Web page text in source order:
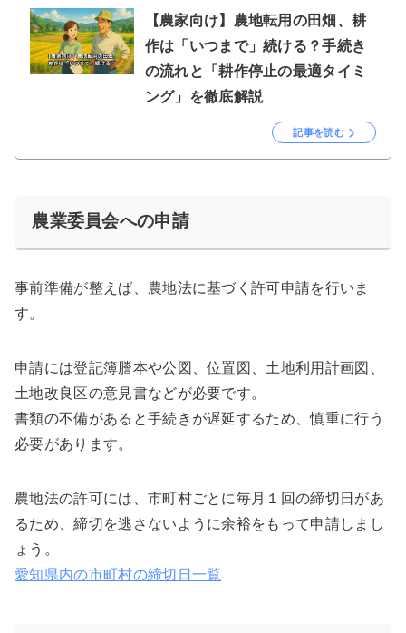
【農家向け】農地転用の田畑、耕
作は「いつまで」続ける？手続き
の流れと「耕作停止の最適タイミ
ング」を徹底解説
記事を読む
農業委員会への申請
事前準備が整えば、農地法に基づく許可申請を行いま
す。
申請には登記簿謄本や公図、位置図、土地利用計画図、
土地改良区の意見書などが必要です。
書類の不備があると手続きが遅延するため、慎重に行う
必要があります。
農地法の許可には、 市町村ごとに毎月１回の締切日 があ
るため、締切を逃さないように余裕をもって申請しまし
ょう。
愛知県内の市町村の締切日一覧